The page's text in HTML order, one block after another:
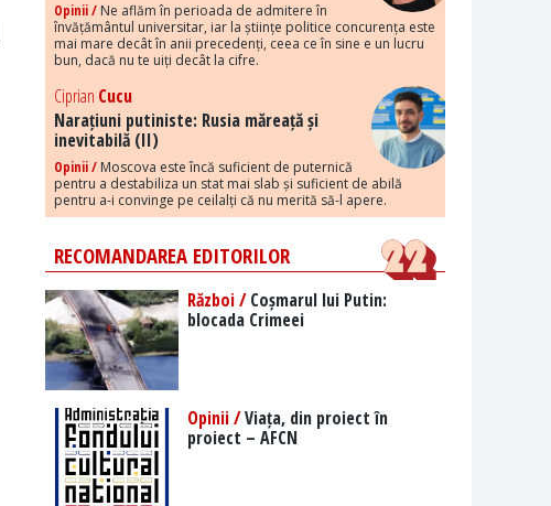
Opinii / Ne aflăm în perioada de admitere în
învățământul universitar, iar la științe politice concurența este
mai mare decât în anii precedenți, ceea ce în sine e un lucru
bun, dacă nu te uiți decât la cifre.
Ciprian Cucu
Narațiuni putiniste: Rusia măreață și
inevitabilă (II)
Opinii / Moscova este încă suficient de puternică
pentru a destabiliza un stat mai slab și suficient de abilă
pentru a-i convinge pe ceilalți că nu merită să-l apere.
RECOMANDAREA EDITORILOR
Război /Coșmarul lui Putin:
blocada Crimeei
Opinii /Viața, din proiect în
proiect – AFCN